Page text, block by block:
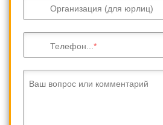
Организация (для юрлиц)
Телефон...
Ваш вопрос или комментарий